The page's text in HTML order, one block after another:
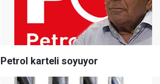
Petrol karteli soyuyor